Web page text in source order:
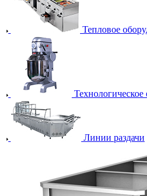
Тепловое
Технологическое
Линии раздачи